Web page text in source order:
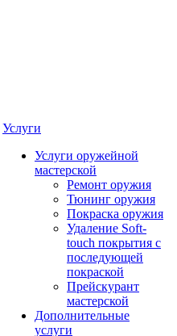
Услуги
Услуги оружейной
мастерской
Ремонт оружия
Тюнинг оружия
Покраска оружия
Удаление Soft-
touch покрытия с
последующей
покраской
Прейскурант
мастерской
Дополнительные
услуги